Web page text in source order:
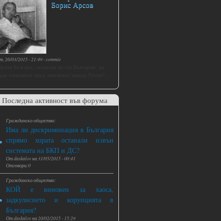
Борис Арсов
26/03/2015 - 21:49-commie
Последна активност във форума
Гражданско общество:
Има ли дискриминация в България
спрямо хората останали извън
системата на БКП и ДС?
Отdaskalovна31/05/2015 - 00:41
Отговори:0
Гражданско общество:
КОЙ е виновен за хаоса,
задкулисието и корупцията в
България?
Отdaskalovна20/02/2015 - 15:29